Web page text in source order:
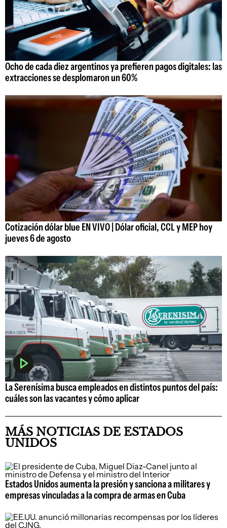
Ocho de cada diez argentinos ya prefieren pagos digitales: las
extracciones se desplomaron un 60%
Cotización dólar blue EN VIVO | Dólar oficial, CCL y MEP hoy
jueves 6 de agosto
La Serenísima busca empleados en distintos puntos del país:
cuáles son las vacantes y cómo aplicar
MÁS NOTICIAS DE ESTADOS
UNIDOS
Estados Unidos aumenta la presión y sanciona a militares y
empresas vinculadas a la compra de armas en Cuba